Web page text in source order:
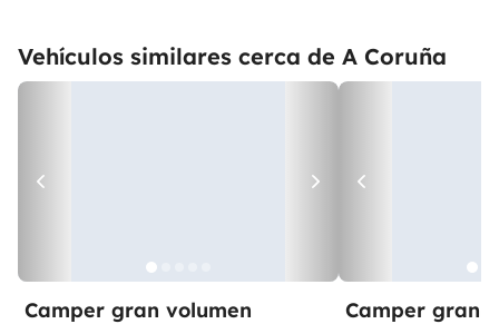
Vehículos similares cerca de A Coruña
Camper gran volumen Camper gran